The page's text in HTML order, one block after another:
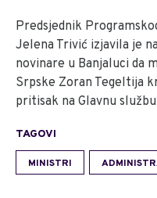
Predsjednik
Jelena Trivić izjavila je
novinare u Banjaluci da
Srpske Zoran Tegeltija
pritisak na Glavnu
TAGOVI
MINISTRI